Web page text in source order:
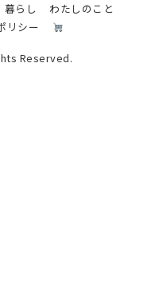
暮らし
わたしのこと
リシー
Reserved.